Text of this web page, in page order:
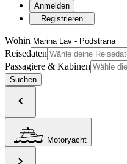
Anmelden
Registrieren
Wohin
Reisedaten
Passagiere & Kabinen
Suchen
Motoryacht